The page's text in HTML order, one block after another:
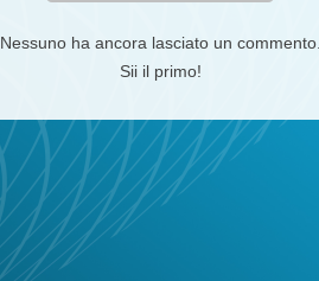
Nessuno ha ancora lasciato un commento.
Sii il primo!